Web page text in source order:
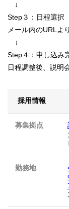
↓
Step３：日程選択
メール内のURLよ
↓
Step４：申し込み
日程調整後、説明
採用情報
募集拠点
勤務地